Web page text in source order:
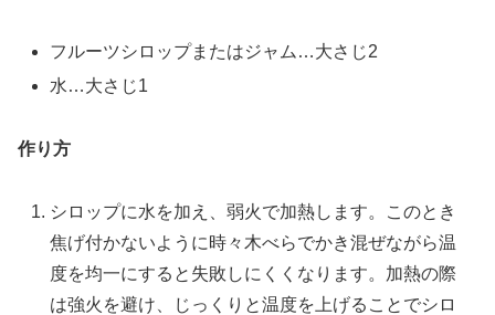
フルーツシロップまたはジャム…大さじ2
水…大さじ1
作り方
シロップに水を加え、弱火で加熱します。このとき
焦げ付かないように時々木べらでかき混ぜながら温
度を均一にすると失敗しにくくなります。加熱の際
は強火を避け、じっくりと温度を上げることでシロ